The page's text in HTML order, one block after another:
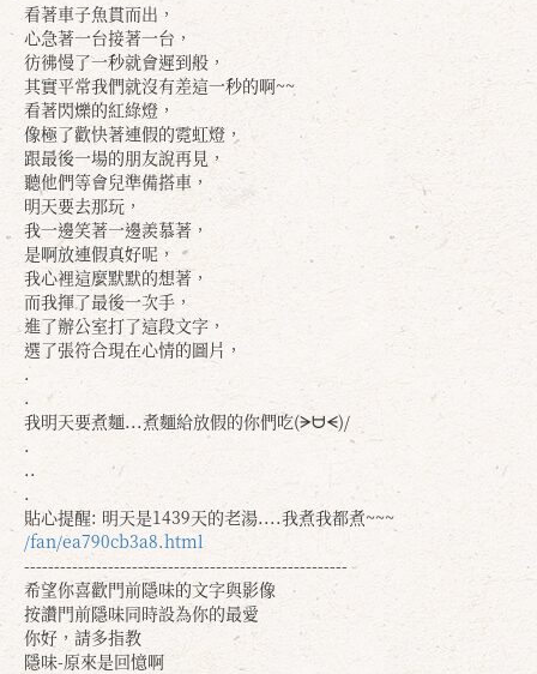
看著車子魚貫而出，
心急著一台接著一台，
彷彿慢了一秒就會遲到般，
其實平常我們就沒有差這一秒的啊~~
看著閃爍的紅綠燈，
像極了歡快著連假的霓虹燈，
跟最後一場的朋友說再見，
聽他們等會兒準備搭車，
明天要去那玩，
我一邊笑著一邊羨慕著，
是啊放連假真好呢，
我心裡這麼默默的想著，
而我揮了最後一次手，
進了辦公室打了這段文字，
選了張符合現在心情的圖片，
.
.
我明天要煮麵...煮麵給放假的你們吃(ᗒᗨᗕ)/
.
..
.
貼心提醒: 明天是1439天的老湯....我煮我都煮~~~
/fan/ea790cb3a8.html
------------------------------------------------------
希望你喜歡門前隱味的文字與影像
按讚門前隱味同時設為你的最愛
你好，請多指教
隱味-原來是回憶啊